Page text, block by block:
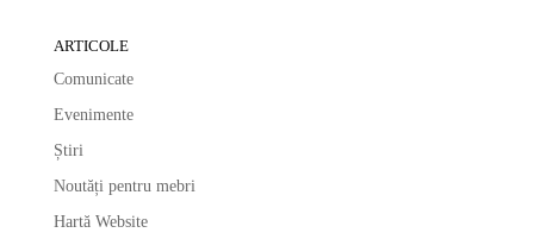
ARTICOLE
Comunicate
Evenimente
Știri
Noutăți pentru mebri
Hartă Website